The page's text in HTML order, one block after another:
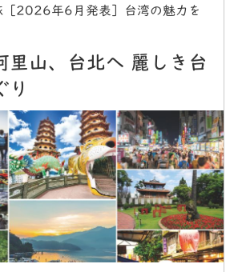
［2026年6月発表］台湾の魅力を
里山、台北へ 麗しき台
り